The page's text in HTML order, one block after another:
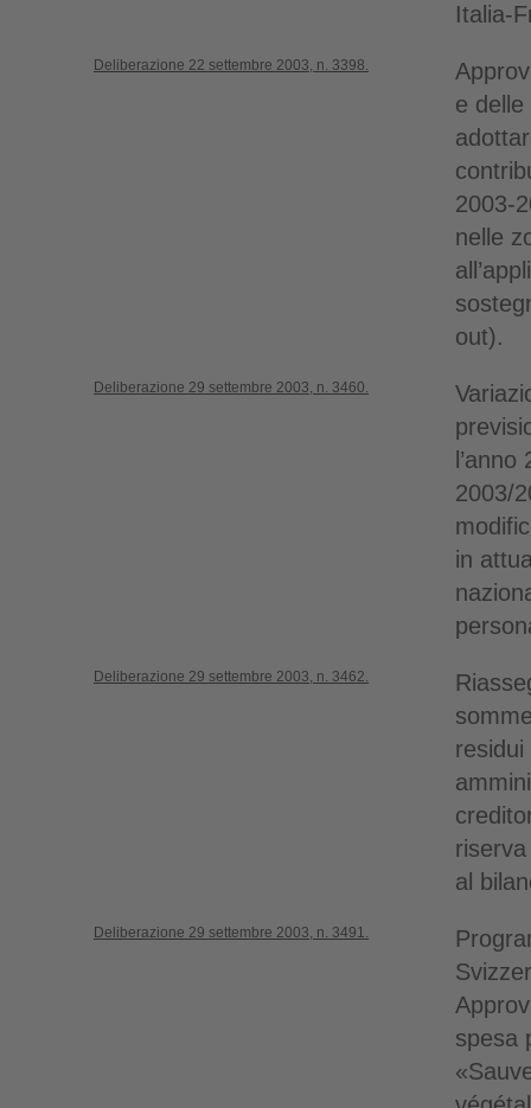
Italia-
Deliberazione 22 settembre 2003, n. 3398.
e
2003-
nelle
out).
Deliberazione 29 settembre 2003, n. 3460.
2003/
in
Deliberazione 29 settembre 2003, n. 3462.
al
Deliberazione 29 settembre 2003, n. 3491.
spesa